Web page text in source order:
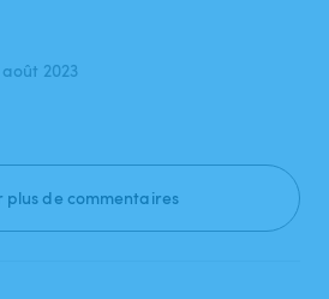
août 2023
plus de commentaires